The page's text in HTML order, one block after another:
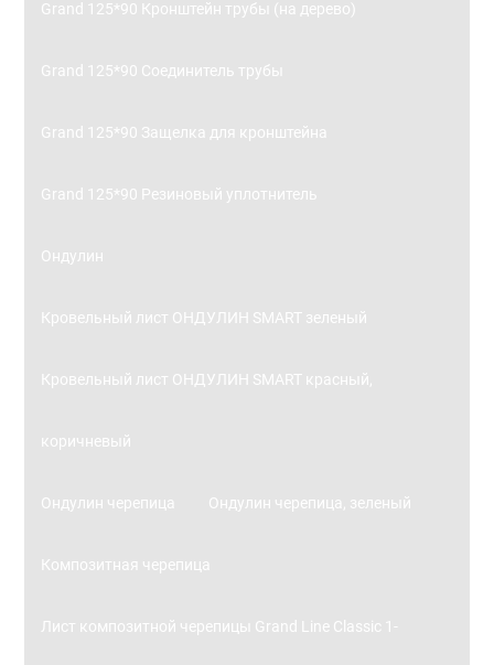
Grand 125*90 Кронштейн трубы (на дерево)
Grand 125*90 Соединитель трубы
Grand 125*90 Защелка для кронштейна
Grand 125*90 Резиновый уплотнитель
Ондулин
Кровельный лист ОНДУЛИН SMART зеленый
Кровельный лист ОНДУЛИН SMART красный,
коричневый
Ондулин черепица Ондулин черепица, зеленый
Композитная черепица
Лист композитной черепицы Grand Line Classic 1-